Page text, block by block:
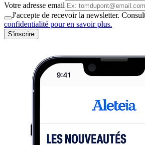
Votre adresse email
J'accepte de recevoir la newsletter.
confidentialité pour en savoir plus.
S'inscrire